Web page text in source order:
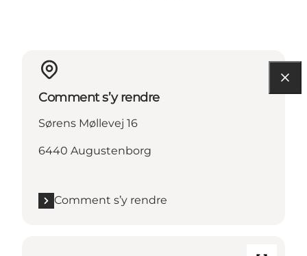
Comment s’y rendre
Sørens Møllevej 16
6440 Augustenborg
Comment s’y rendre